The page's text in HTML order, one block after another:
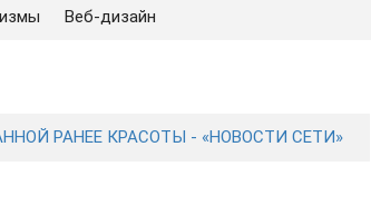
Веб-дизайн
РАНЕЕ КРАСОТЫ - «НОВОСТИ СЕТИ»